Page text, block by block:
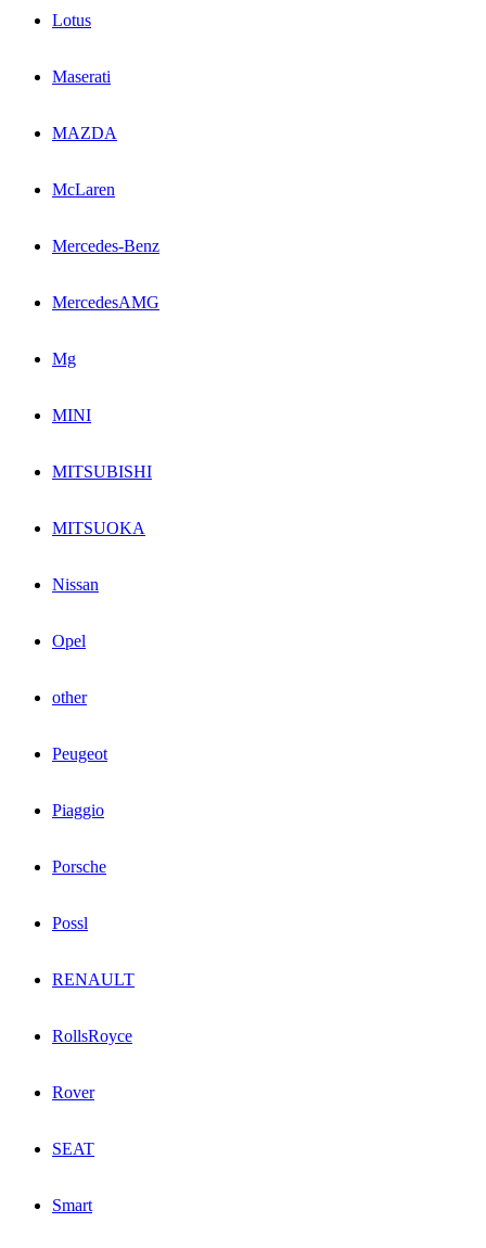
Lotus
Maserati
MAZDA
McLaren
Mercedes-Benz
MercedesAMG
Mg
MINI
MITSUBISHI
MITSUOKA
Nissan
Opel
other
Peugeot
Piaggio
Porsche
Possl
RENAULT
RollsRoyce
Rover
SEAT
Smart